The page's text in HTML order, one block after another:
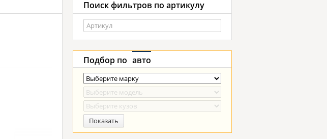
Поиск фильтров по артикулу
Подбор по авто
Показать